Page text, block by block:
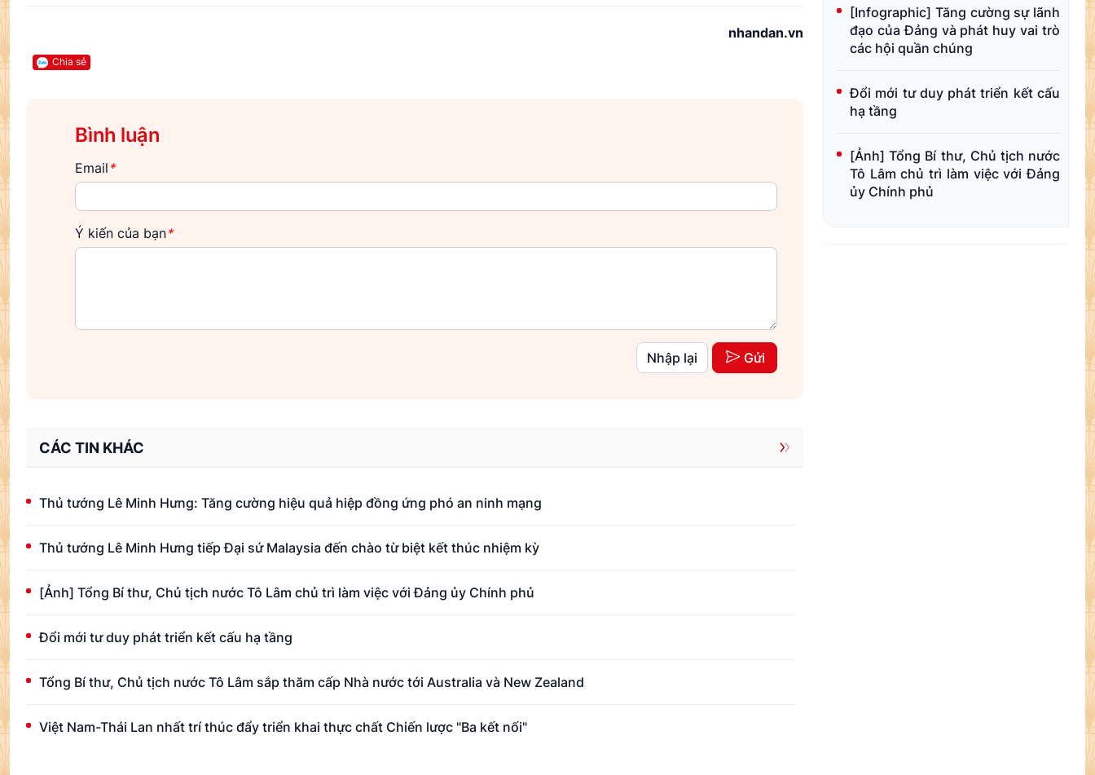
nhandan.vn
Chia sẻ
Bình luận
Email *
Ý kiến của bạn*
Nhập lại Gửi
CÁC TIN KHÁC
Thủ tướng Lê Minh Hưng: Tăng cường hiệu quả hiệp đồng ứng phó an ninh mạng
Thủ tướng Lê Minh Hưng tiếp Đại sứ Malaysia đến chào từ biệt kết thúc nhiệm kỳ
[Ảnh] Tổng Bí thư, Chủ tịch nước Tô Lâm chủ trì làm việc với Đảng ủy Chính phủ
Đổi mới tư duy phát triển kết cấu hạ tầng
Tổng Bí thư, Chủ tịch nước Tô Lâm sắp thăm cấp Nhà nước tới Australia và New Zealand
Việt Nam-Thái Lan nhất trí thúc đẩy triển khai thực chất Chiến lược "Ba kết nối"
[Infographic] Tăng cường sự lãnh
đạo của Đảng và phát huy vai trò
các hội quần chúng
Đổi mới tư duy phát triển kết cấu
hạ tầng
[Ảnh] Tổng Bí thư, Chủ tịch nước
Tô Lâm chủ trì làm việc với Đảng
ủy Chính phủ